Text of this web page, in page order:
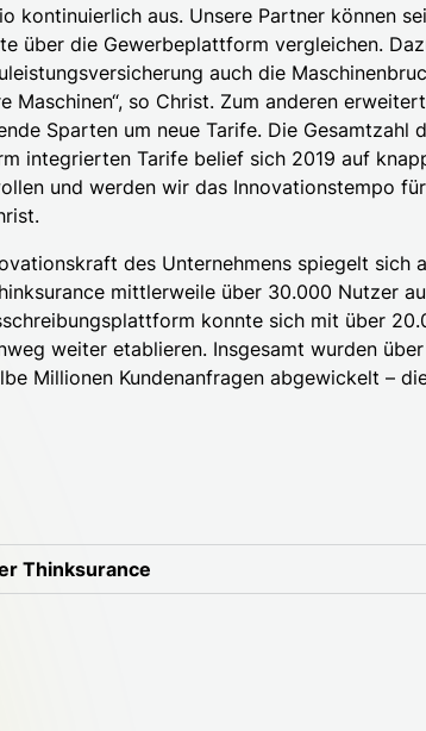
kontinuierlich aus. Unsere Partner können
über die Gewerbeplattform vergleichen.
auch die
Maschinen“, so Christ. Zum anderen
Sparten um neue Tarife. Die Gesamtzahl
integrierten Tarife belief sich 2019 auf
und werden wir das Innovationstempo
des Unternehmens spiegelt sich
mittlerweile über 30.000 Nutzer
konnte sich mit über
weiter etablieren. Insgesamt wurden
Millionen Kundenanfragen abgewickelt –
Thinksurance